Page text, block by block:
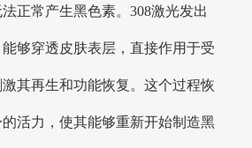
正常产生黑色素。308激光发出
够穿透皮肤表层，直接作用于受
其再生和功能恢复。这个过程恢
活力，使其能够重新开始制造黑